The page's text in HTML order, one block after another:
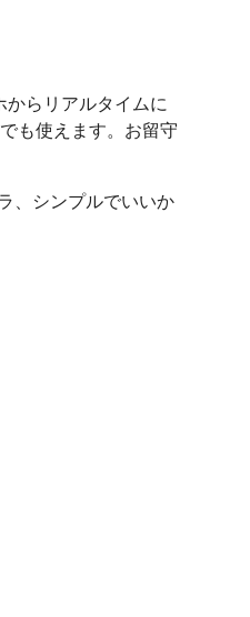
からリアルタイムに
も使えます。お留守
、シンプルでいいか